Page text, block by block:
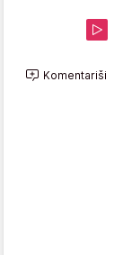
Komentariši